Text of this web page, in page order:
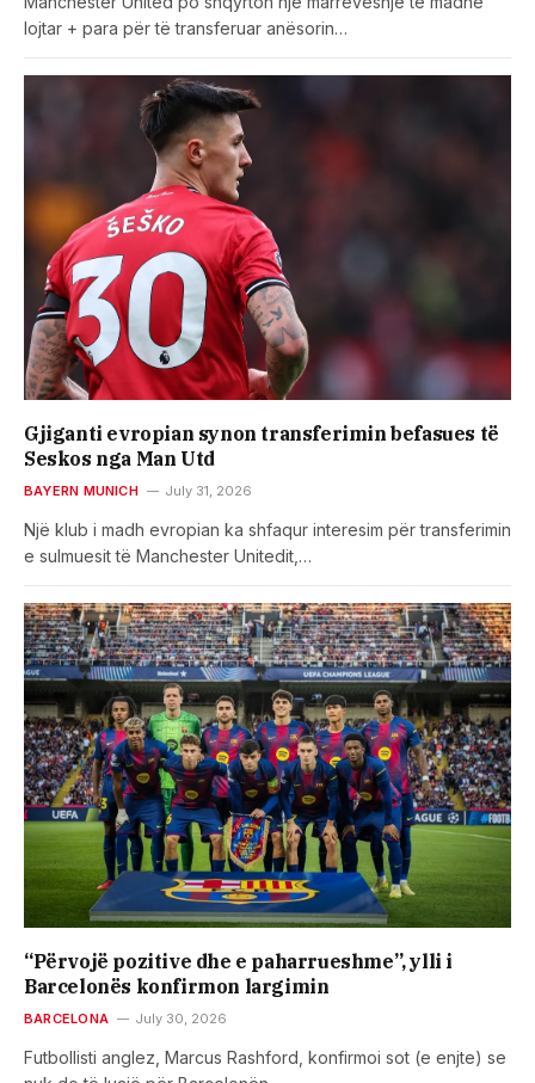
lojtar + para për të transferuar anësorin…
Gjiganti evropian synon transferimin befasues të
Seskos nga Man Utd
BAYERN MUNICH July 31, 2026
Një klub i madh evropian ka shfaqur interesim për transferimin
e sulmuesit të Manchester Unitedit,…
“Përvojë pozitive dhe e paharrueshme”, ylli i
Barcelonës konfirmon largimin
BARCELONA July 30, 2026
Futbollisti anglez, Marcus Rashford, konfirmoi sot (e enjte) se